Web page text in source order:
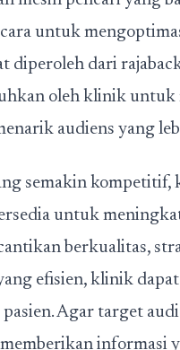
untuk
diperoleh dari
oleh klinik untuk
audiens yang
semakin
untuk
berkualitas,
efisien, klinik
Agar target
informasi